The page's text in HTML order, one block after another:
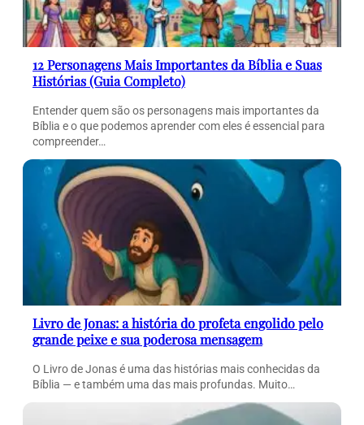
12 Personagens Mais Importantes da Bíblia e Suas
Histórias (Guia Completo)
Entender quem são os personagens mais importantes da
Bíblia e o que podemos aprender com eles é essencial para
compreender…
Livro de Jonas: a história do profeta engolido pelo
grande peixe e sua poderosa mensagem
O Livro de Jonas é uma das histórias mais conhecidas da
Bíblia — e também uma das mais profundas. Muito…